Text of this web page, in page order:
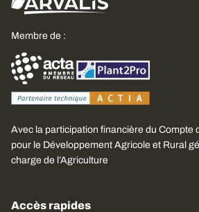
Membre de :
Avec la participation financière du Compte
pour le Développement Agricole et Rural
charge de l’Agriculture
Accès rapides